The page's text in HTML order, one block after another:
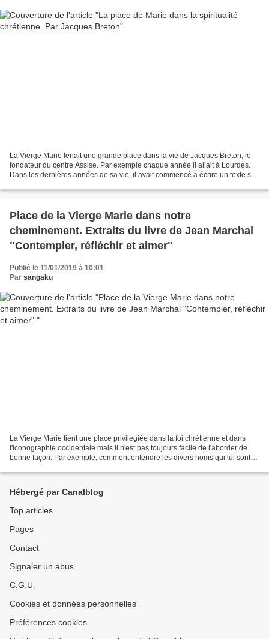
La Vierge Marie tenait une grande place dans la vie de Jacques Breton, le
fondateur du centre Assise. Par exemple chaque année il allait à Lourdes.
Dans les dernières années de sa vie, il avait commencé à écrire un texte sur
Place de la Vierge Marie dans notre
cheminement. Extraits du livre de Jean Marchal
"Contempler, réfléchir et aimer"
Publié le 11/01/2019 à 10:01
Par sangaku
La Vierge Marie tient une place privilégiée dans la foi chrétienne et dans
l'iconographie occidentale mais il n'est pas toujours facile de l'aborder de
bonne façon. Par exemple, comment entendre les divers noms qui lui sont
Hébergé par Canalblog
Top articles
Pages
Contact
Signaler un abus
C.G.U.
Cookies et données personnelles
Préférences cookies